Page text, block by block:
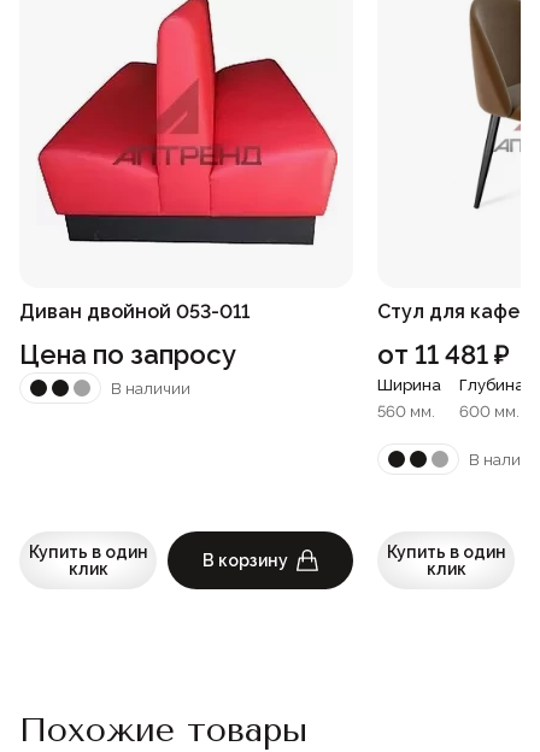
Диван двойной 053-011
Цена по запросу
В наличии
Купить в один
клик
В корзину
Стул для кафе
от 11 481₽
Ширина
560 мм.
Глубина
600 мм.
В
Купить в один
клик
Похожие товары